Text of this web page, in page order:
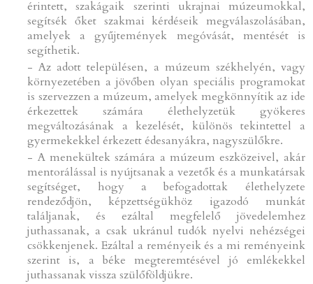
érintett, szakágaik szerinti ukrajnai múzeumokkal,
segítsék őket szakmai kérdéseik megválaszolásában,
amelyek a gyűjtemények megóvását, mentését is
segíthetik.
- Az adott településen, a múzeum székhelyén, vagy
környezetében a jövőben olyan speciális programokat
is szervezzen a múzeum, amelyek megkönnyítik az ide
érkezettek számára élethelyzetük gyökeres
megváltozásának a kezelését, különös tekintettel a
gyermekekkel érkezett édesanyákra, nagyszülőkre.
- A menekültek számára a múzeum eszközeivel, akár
mentorálással is nyújtsanak a vezetők és a munkatársak
segítséget, hogy a befogadottak élethelyzete
rendeződjön, képzettségükhöz igazodó munkát
találjanak, és ezáltal megfelelő jövedelemhez
juthassanak, a csak ukránul tudók nyelvi nehézségei
csökkenjenek. Ezáltal a reményeik és a mi reményeink
szerint is, a béke megteremtésével jó emlékekkel
juthassanak vissza szülőföldjükre.